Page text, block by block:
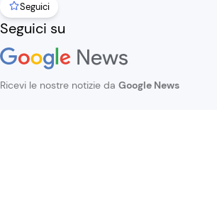
Seguici
Seguici su
Ricevi le nostre notizie da Google News